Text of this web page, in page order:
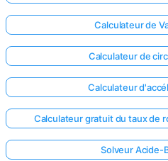
Calculateur de
Calculateur de
Calculateur
Calculateur gratuit du taux de
Solveur Acide-